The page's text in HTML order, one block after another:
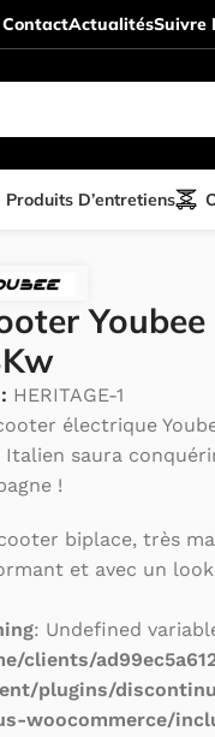
ContactActualitésSuivre
Produits D’entretiens
HERITAGE-1
électrique
Italien saura
!
biplace, très
et avec un
: Undefined
clients/
plugins/
woocommerce/